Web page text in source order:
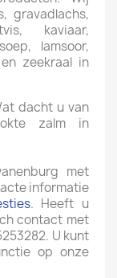
gravadlachs,
kaviaar,
lamsoor,
zeekraal in
dacht u van
zalm in
met
informatie
. Heeft u
contact met
U kunt
op onze